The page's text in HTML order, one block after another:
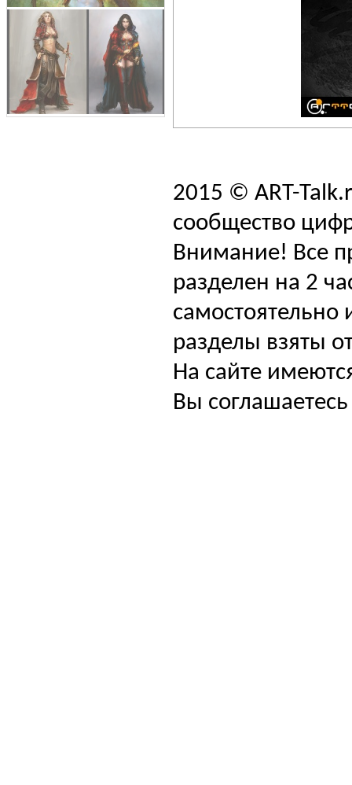
2015 © ART-
сообщество
Внимание! Все
разделен на 2
самостоятельно
разделы взяты
На сайте
Вы